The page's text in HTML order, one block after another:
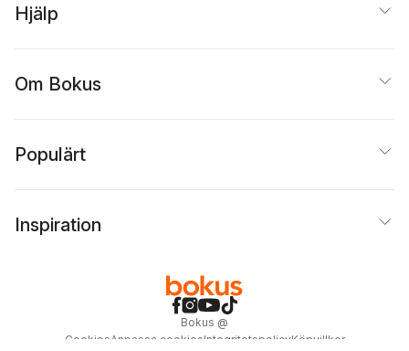
Hjälp
Om Bokus
Populärt
Inspiration
Bokus @
Cookies Anpassa cookiesIntegritetspolicyKöpvillkor